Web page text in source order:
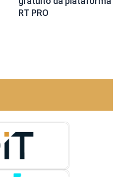
RT PRO